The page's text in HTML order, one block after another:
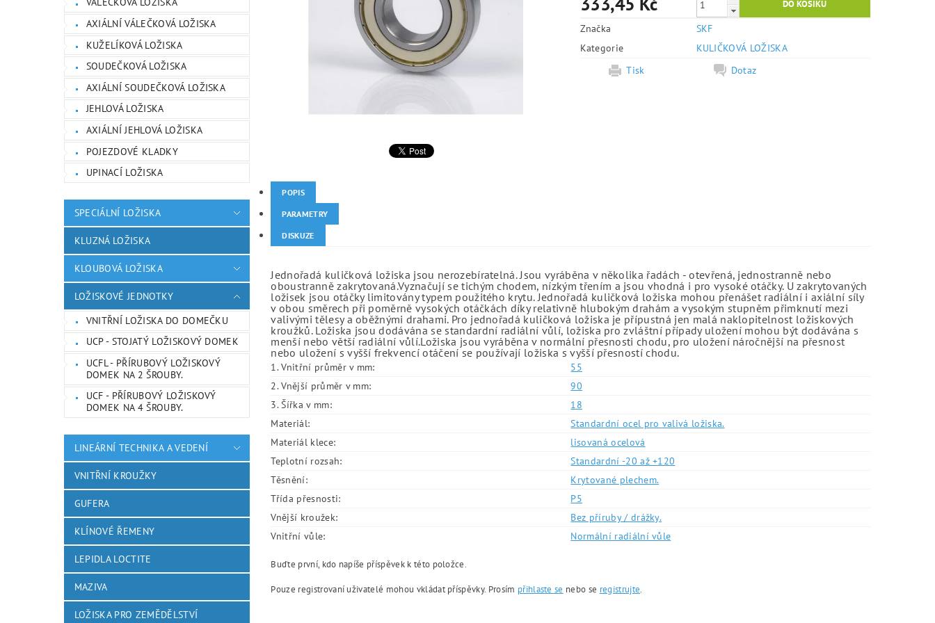
AXIÁLNÍ VÁLEČKOVÁ LOŽISKA
KUŽELÍKOVÁ LOŽISKA
SOUDEČKOVÁ LOŽISKA
AXIÁLNÍ SOUDEČKOVÁ LOŽISKA
JEHLOVÁ LOŽISKA
AXIÁLNÍ JEHLOVÁ LOŽISKA
POJEZDOVÉ KLADKY
UPINACÍ LOŽISKA
SPECIÁLNÍ LOŽISKA
KLUZNÁ LOŽISKA
KLOUBOVÁ LOŽISKA
LOŽISKOVÉ JEDNOTKY
VNITŘNÍ LOŽISKA DO DOMEČKU
UCP - STOJATÝ LOŽISKOVÝ DOMEK
UCFL - PŘÍRUBOVÝ LOŽISKOVÝ
DOMEK NA 2 ŠROUBY.
UCF - PŘÍRUBOVÝ LOŽISKOVÝ
DOMEK NA 4 ŠROUBY.
LINEÁRNÍ TECHNIKA A VEDENÍ
VNITŘNÍ KROUŽKY
GUFERA
KLÍNOVÉ ŘEMENY
LEPIDLA LOCTITE
MAZIVA
LOŽISKA PRO ZEMĚDĚLSTVÍ
Značka
SKF
Kategorie
KULIČKOVÁ LOŽISKA
Tisk
Dotaz
POPIS
PARAMETRY
DISKUZE
Jednořadá kuličková ložiska jsou nerozebíratelná. Jsou vyráběna v několika řadách - otevřená, jednostranně nebo
oboustranně zakrytovaná.Vyznačují se tichým chodem, nízkým třením a jsou vhodná i pro vysoké otáčky. U zakrytovaných
ložisek jsou otáčky limitovány typem použitého krytu. Jednořadá kuličková ložiska mohou přenášet radiální i axiální síly
v obou směrech při poměrně vysokých otáčkách díky relativně hlubokým drahám a vysokým stupněm přimknutí mezi
valivými tělesy a oběžnými drahami. Pro jednořadá kuličková ložiska je přípustná jen malá naklopitelnost ložiskových
kroužků. Ložiska jsou dodávána se standardní radiální vůlí, ložiska pro zvláštní případy uložení mohou být dodávána s
menší nebo větší radiální vůlí.Ložiska jsou vyráběna v normální přesnosti chodu, pro uložení náročnější na přesnost
nebo uložení s vyšší frekvencí otáčení se používají ložiska s vyšší přesností chodu.
1. Vnitřní průměr v mm:
55
2. Vnější průměr v mm:
90
3. Šířka v mm:
18
Materiál:
Standardní ocel pro valivá ložiska.
Materiál klece:
lisovaná ocelová
Teplotní rozsah:
Standardní -20 až +120
Těsnění:
Krytované plechem.
Třída přesnosti:
P5
Vnější kroužek:
Bez příruby / drážky.
Vnitřní vůle:
Normální radiální vůle
Buďte první, kdo napíše příspěvek k této položce.
Pouze registrovaní uživatelé mohou vkládat příspěvky. Prosím přihlaste se nebo se registrujte.